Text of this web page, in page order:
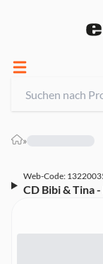
»
Web-Code:
CD Bibi & Tina